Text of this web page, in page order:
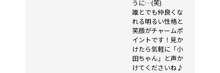
うに…(笑)
誰とでも仲良くな
れる明るい性格と
笑顔がチャームポ
イントです！見か
けたら気軽に「小
田ちゃん」と声か
けてくださいね♪